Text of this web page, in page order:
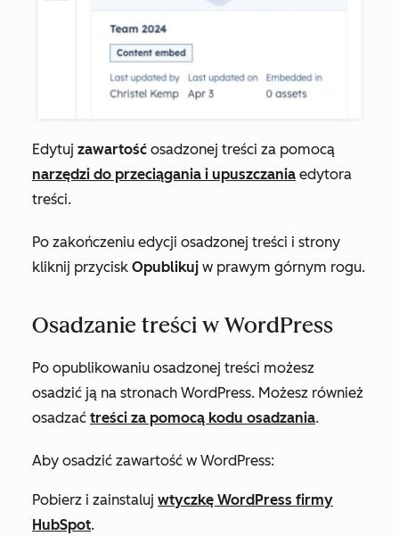
Edytuj zawartość osadzonej treści za pomocą
narzędzi do przeciągania i upuszczania edytora
treści.
Po zakończeniu edycji osadzonej treści i strony
kliknij przycisk Opublikuj w prawym górnym rogu.
Osadzanie treści w WordPress
Po opublikowaniu osadzonej treści możesz
osadzić ją na stronach WordPress. Możesz również
osadzać treści za pomocą kodu osadzania.
Aby osadzić zawartość w WordPress:
Pobierz i zainstaluj wtyczkę WordPress firmy
HubSpot.